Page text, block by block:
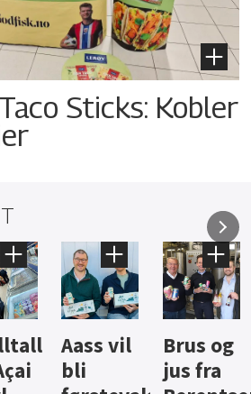
Sticks: Kobler
vil
Brus og
jus fra
Hard
iste fra